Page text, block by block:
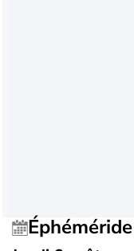
Éphéméride